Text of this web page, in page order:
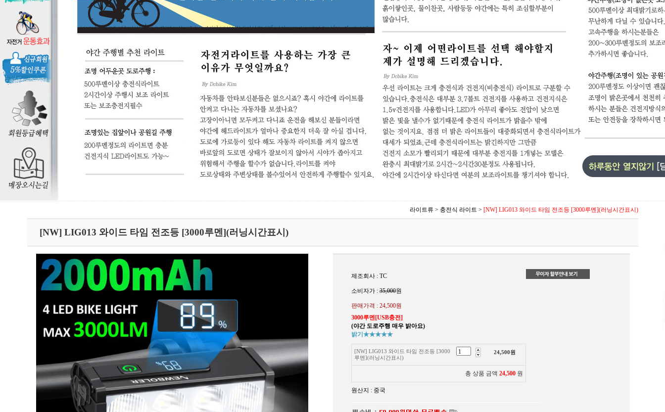
라이트류 > 충전식 라이트 > [NW] LIG013 와이드 타임 전조등 [3000루멘](러닝시간표시)
[NW] LIG013 와이드 타임 전조등 [3000루멘](러닝시간표시)
제조회사 : TC
소비자가 :35,000원
판매가격 : 24,500원
3000루멘[USB충전]
(야간 도로주행 매우 밝아요)
밝기★★★★★
[NW] LIG013 와이드 타임 전조등 [3000
루멘](러닝시간표시)
24,500원
총 상품 금액 24,500 원
원산지 : 중국